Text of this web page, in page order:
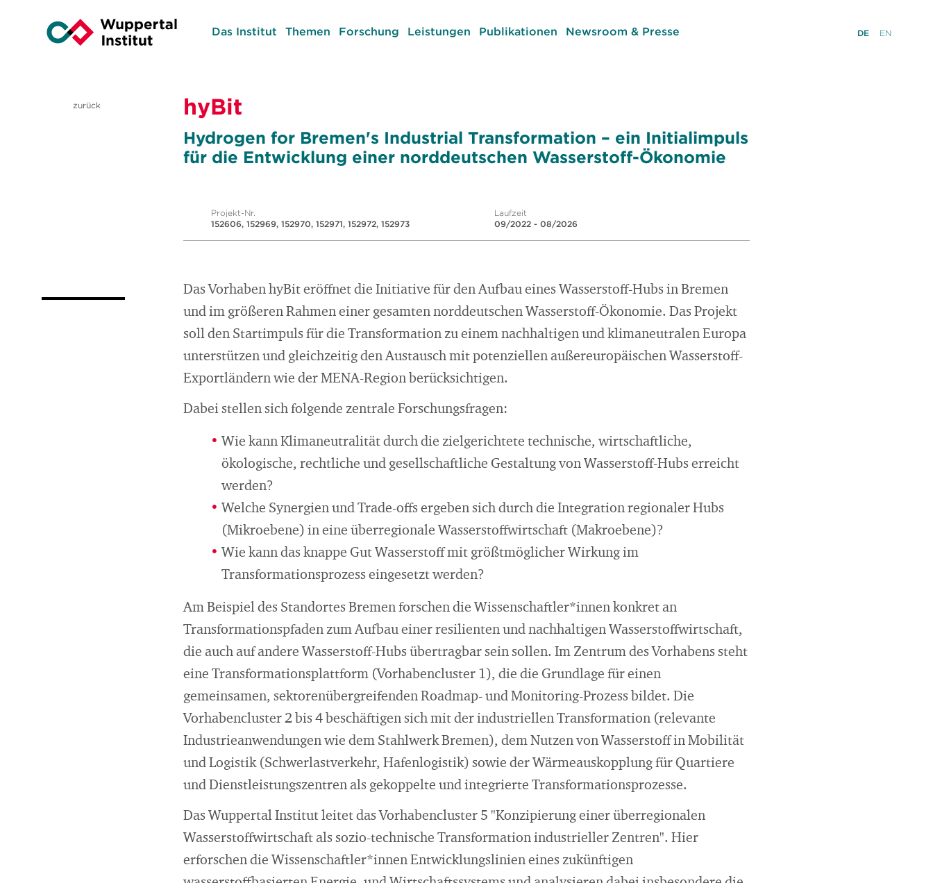
Das Institut Themen Forschung Leistungen Publikationen Newsroom & Presse DE EN
zurück hyBit
Hydrogen for Bremen's Industrial Transformation – ein Initialimpuls
für die Entwicklung einer norddeutschen Wasserstoff-Ökonomie
Projekt-Nr.
152606, 152969, 152970, 152971, 152972, 152973
Laufzeit
09/2022 - 08/2026
Das Vorhaben hyBit eröffnet die Initiative für den Aufbau eines Wasserstoff-Hubs in Bremen
und im größeren Rahmen einer gesamten norddeutschen Wasserstoff-Ökonomie. Das Projekt
soll den Startimpuls für die Transformation zu einem nachhaltigen und klimaneutralen Europa
unterstützen und gleichzeitig den Austausch mit potenziellen außereuropäischen Wasserstoff-
Exportländern wie der MENA-Region berücksichtigen.
Dabei stellen sich folgende zentrale Forschungsfragen:
Wie kann Klimaneutralität durch die zielgerichtete technische, wirtschaftliche,
ökologische, rechtliche und gesellschaftliche Gestaltung von Wasserstoff-Hubs erreicht
werden?
Welche Synergien und Trade-offs ergeben sich durch die Integration regionaler Hubs
(Mikroebene) in eine überregionale Wasserstoffwirtschaft (Makroebene)?
Wie kann das knappe Gut Wasserstoff mit größtmöglicher Wirkung im
Transformationsprozess eingesetzt werden?
Am Beispiel des Standortes Bremen forschen die Wissenschaftler*innen konkret an
Transformationspfaden zum Aufbau einer resilienten und nachhaltigen Wasserstoffwirtschaft,
die auch auf andere Wasserstoff-Hubs übertragbar sein sollen. Im Zentrum des Vorhabens steht
eine Transformationsplattform (Vorhabencluster 1), die die Grundlage für einen
gemeinsamen, sektorenübergreifenden Roadmap- und Monitoring-Prozess bildet. Die
Vorhabencluster 2 bis 4 beschäftigen sich mit der industriellen Transformation (relevante
Industrieanwendungen wie dem Stahlwerk Bremen), dem Nutzen von Wasserstoff in Mobilität
und Logistik (Schwerlastverkehr, Hafenlogistik) sowie der Wärmeauskopplung für Quartiere
und Dienstleistungszentren als gekoppelte und integrierte Transformationsprozesse.
Das Wuppertal Institut leitet das Vorhabencluster 5 "Konzipierung einer überregionalen
Wasserstoffwirtschaft als sozio-technische Transformation industrieller Zentren". Hier
erforschen die Wissenschaftler*innen Entwicklungslinien eines zukünftigen